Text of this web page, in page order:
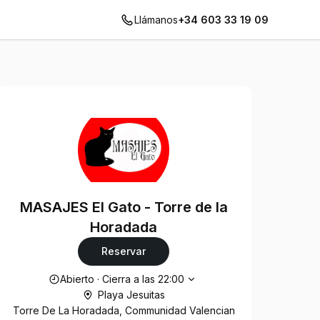
Llámanos+34 603 33 19 09
MASAJES El Gato - Torre de la
Horadada
Reservar
Horario de apertura
Abierto ·Cierra a las 22:00
Playa Jesuitas
Torre De La Horadada, Communidad Valencian